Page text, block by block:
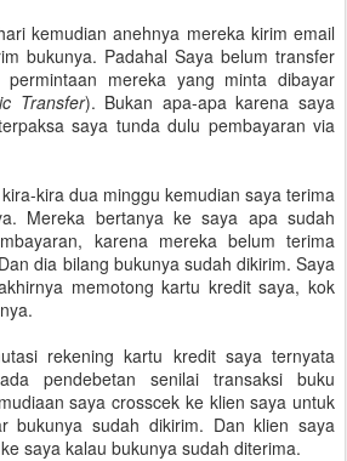
kemudian anehnya mereka kirim email
bukunya. Padahal Saya belum transfer
mereka yang minta dibayar
Transfer). Bukan apa-apa karena saya
saya tunda dulu pembayaran via
kira dua minggu kemudian saya terima
Mereka bertanya ke saya apa sudah
karena mereka belum terima
dia bilang bukunya sudah dikirim. Saya
memotong kartu kredit saya, kok
rekening kartu kredit saya ternyata
pendebetan senilai transaksi buku
saya crosscek ke klien saya untuk
bukunya sudah dikirim. Dan klien saya
saya kalau bukunya sudah diterima.